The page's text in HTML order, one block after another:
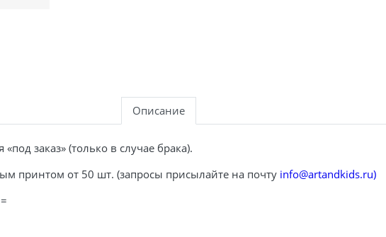
Описание
заказ» (только в случае брака).
принтом от 50 шт. (запросы присылайте на почту info@artandkids.ru)